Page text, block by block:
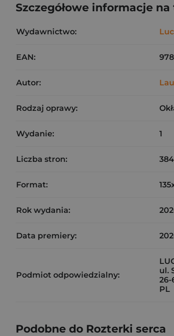
Szczegółowe informacje
Wydawnictwo:
EAN:
Autor:
Rodzaj oprawy:
Wydanie: 1
Liczba stron: 384
Format:
Rok wydania:
Data premiery:
Podmiot odpowiedzialny:
ul.
26-
PL
Podobne do Rozterki serca